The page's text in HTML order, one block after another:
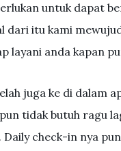
untuk dapat
dari itu kami
layani anda kapan
juga ke di dalam
tidak butuh ragu
check-in nya